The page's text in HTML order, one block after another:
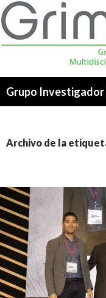
Archivo de la